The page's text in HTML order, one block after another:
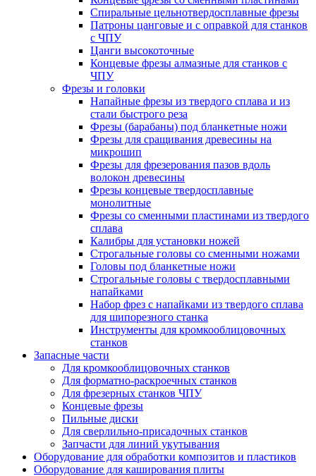
Спиральные цельнотвердосплавные фрезы
Патроны цанговые и с оправкой для станков
с ЧПУ
Цанги высокоточные
Концевые фрезы алмазные для станков с
ЧПУ
Фрезы и головки
Напайные фрезы из твердого сплава и из
стали быстрого реза
Фрезы (барабаны) под бланкетные ножи
Фрезы для сращивания древесины на
микрошип
Фрезы для фрезерования пазов вдоль
волокон древесины
Фрезы концевые твердосплавные
монолитные
Фрезы со сменными пластинами из твердого
сплава
Калибры для установки ножей
Строгальные головы со сменными ножами
Головы под бланкетные ножи
Строгальные головы с твердосплавными
напайками
Набор фрез с напайками из твердого сплава
для шипорезного станка
Инструменты для кромкооблицовочных
станков
Запасные части
Для кромкооблицовочных станков
Для форматно-раскроечных станков
Для фрезерных станков ЧПУ
Концевые фрезы
Пильные диски
Для сверлильно-присадочных станков
Запчасти для линий укутывания
Оборудование для обработки композитов и пластиков
Оборудование для каширования плиты